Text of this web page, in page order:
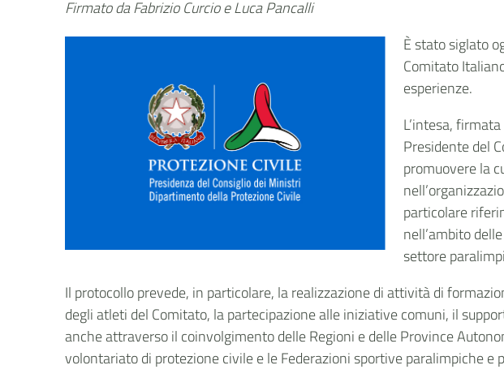
Firmato da Fabrizio Curcio e Luca Pancalli
È stato siglato
Comitato
esperienze.
L’intesa,
Presidente del
promuovere la
particolare
nell’ambito
settore
Il protocollo prevede, in particolare, la realizzazione di attività di
degli atleti del Comitato, la partecipazione alle iniziative comuni, il
anche attraverso il coinvolgimento delle Regioni e delle Province
volontariato di protezione civile e le Federazioni sportive paralimpiche